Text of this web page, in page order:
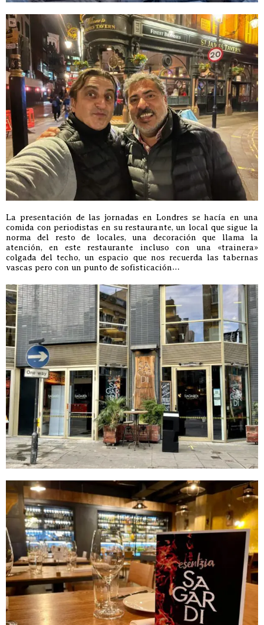
La presentación de las jornadas en Londres se hacía en una
comida con periodistas en su restaurante, un local que sigue la
norma del resto de locales, una decoración que llama la
atención, en este restaurante incluso con una «trainera»
colgada del techo, un espacio que nos recuerda las tabernas
vascas pero con un punto de sofisticación…